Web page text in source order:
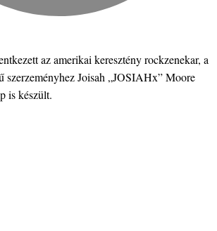
az amerikai keresztény rockzenekar, a
szerzeményhez Joisah „JOSIAHx” Moore
is készült.